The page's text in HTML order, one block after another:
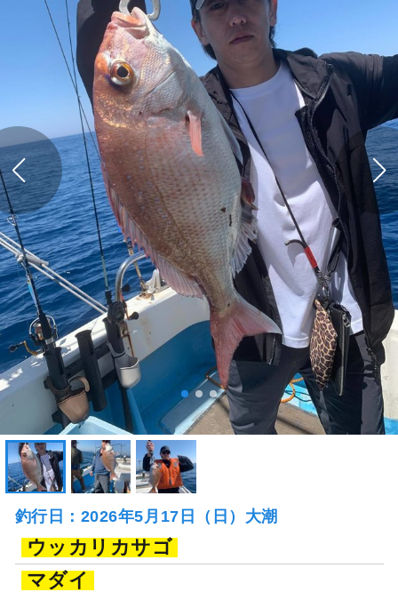
釣行日：2026年5月17日（日）大潮
ウッカリカサゴ
マダイ